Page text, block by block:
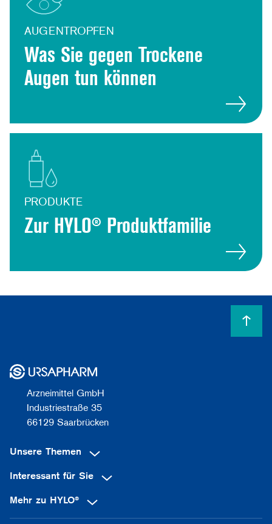
AUGENTROPFEN
Was Sie gegen Trockene
Augen tun können
PRODUKTE
Zur HYLO® Produktfamilie
Arzneimittel GmbH
Industriestraße 35
66129 Saarbrücken
Unsere Themen
Interessant für Sie
Mehr zu HYLO®